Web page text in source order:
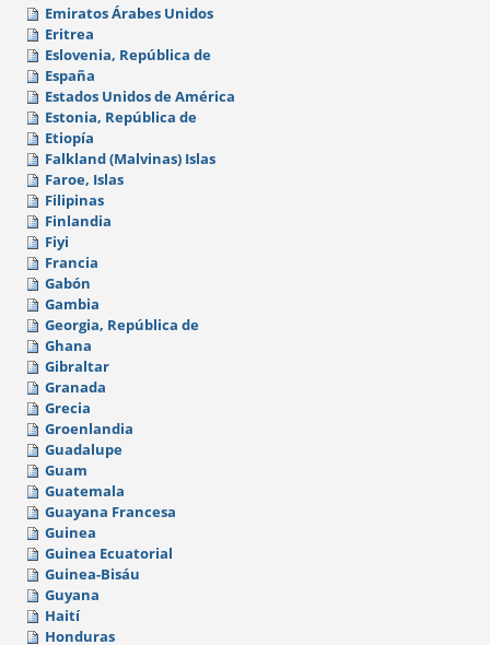
Emiratos Árabes Unidos
Eritrea
Eslovenia, República de
España
Estados Unidos de América
Estonia, República de
Etiopía
Falkland (Malvinas) Islas
Faroe, Islas
Filipinas
Finlandia
Fiyi
Francia
Gabón
Gambia
Georgia, República de
Ghana
Gibraltar
Granada
Grecia
Groenlandia
Guadalupe
Guam
Guatemala
Guayana Francesa
Guinea
Guinea Ecuatorial
Guinea-Bisáu
Guyana
Haití
Honduras